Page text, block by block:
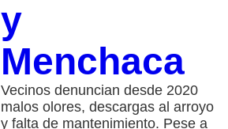
y
Menchaca
Vecinos denuncian desde 2020
malos olores, descargas al arroyo
y falta de mantenimiento. Pese a